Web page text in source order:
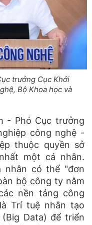
trưởng Cục Khởi
Bộ Khoa học và
- Phó Cục trưởng
công nghệ -
thuộc quyền sở
một cá nhân.
nhân có thể "đơn
bộ công ty nằm
nền tảng công
Trí tuệ nhân tạo
Data) để triển